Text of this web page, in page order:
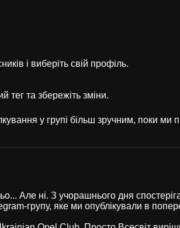
і виберіть свій профіль.
тег та збережіть зміни.
у групі більш зручним, поки
Але ні. З учорашнього дня
групу, яке ми опублікували в